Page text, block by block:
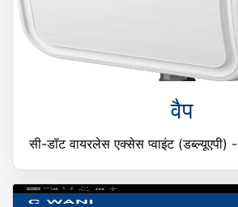
वैप
सी-डॉट वायरलेस एक्सेस प्वाइंट (डब्ल्यूएपी) -